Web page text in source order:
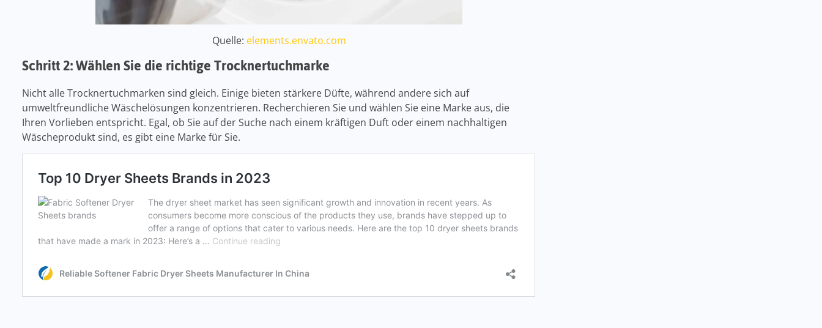
Quelle: elements.envato.com
Schritt 2: Wählen Sie die richtige Trocknertuchmarke
Nicht alle Trocknertuchmarken sind gleich. Einige bieten stärkere Düfte, während andere sich auf
umweltfreundliche Wäschelösungen konzentrieren. Recherchieren Sie und wählen Sie eine Marke aus, die
Ihren Vorlieben entspricht. Egal, ob Sie auf der Suche nach einem kräftigen Duft oder einem nachhaltigen
Wäscheprodukt sind, es gibt eine Marke für Sie.